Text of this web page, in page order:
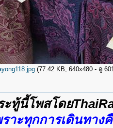
(77.42 KB, 640x480 - ดู
ะทู้นี้โพสโดย
ราะทุกการเดินทาง